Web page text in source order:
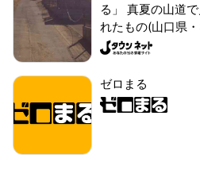
る」 真夏の山道
れたもの(山口県
ゼロまる